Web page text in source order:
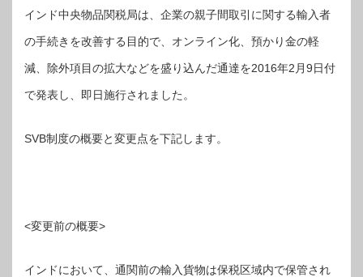
インド中央物品関税局は、企業の親子間取引に関する輸入者
の手続きを改善する目的で、オンライン化、預かり金の軽
減、除外項目の拡大などを盛り込んだ通達を2016年2月9日付
で発表し、即日施行されました。
SVB制度の概要と変更点を下記します。
<変更前の概要>
インドにおいて、通関前の輸入貨物は保税区域内で保管され